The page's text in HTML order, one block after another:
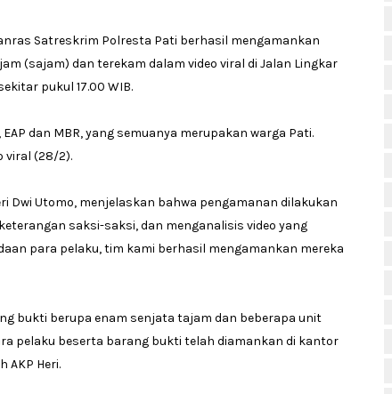
Satreskrim Polresta Pati berhasil mengamankan
(sajam) dan terekam dalam video viral di Jalan Lingkar
pukul 17.00 WIB.
dan MBR, yang semuanya merupakan warga Pati.
viral (28/2).
Dwi Utomo, menjelaskan bahwa pengamanan dilakukan
saksi-saksi, dan menganalisis video yang
para pelaku, tim kami berhasil mengamankan mereka
bukti berupa enam senjata tajam dan beberapa unit
pelaku beserta barang bukti telah diamankan di kantor
AKP Heri.